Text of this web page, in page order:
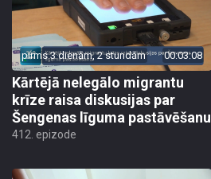
pirms 3 dienām, 2 stundām 00:03:08
Kārtējā nelegālo migrantu
krīze raisa diskusijas par
Šengenas līguma pastāvēšanu
412. epizode